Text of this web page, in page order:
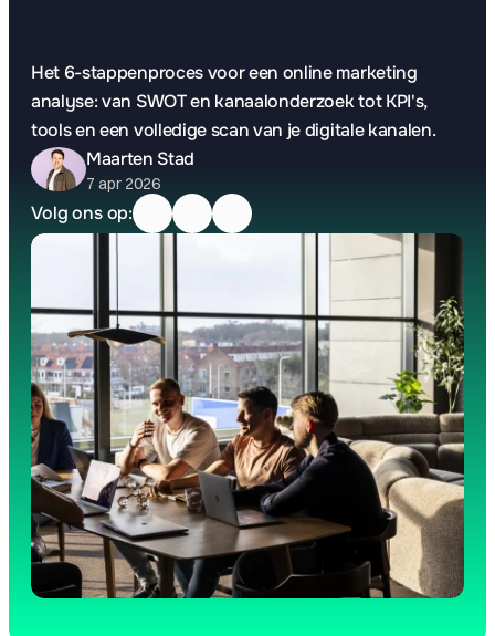
Het 6-stappenproces voor een online marketing
analyse: van SWOT en kanaalonderzoek tot KPI's,
tools en een volledige scan van je digitale kanalen.
Maarten Stad
7 apr 2026
Volg ons op: